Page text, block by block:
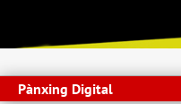
Pànxing Digital